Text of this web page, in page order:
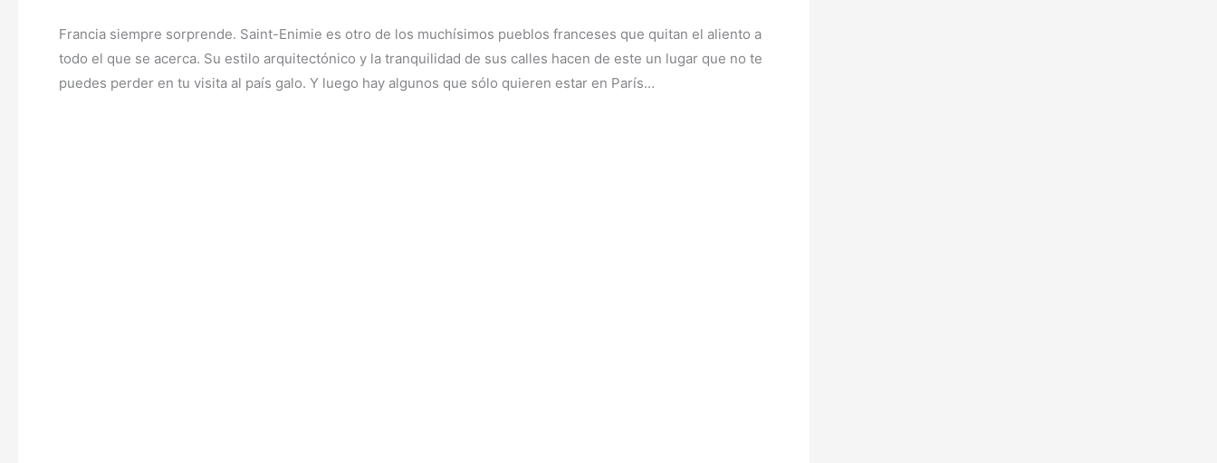
Francia siempre sorprende. Saint-Enimie es otro de los muchísimos pueblos franceses que quitan el aliento a
todo el que se acerca. Su estilo arquitectónico y la tranquilidad de sus calles hacen de este un lugar que no te
puedes perder en tu visita al país galo. Y luego hay algunos que sólo quieren estar en París…